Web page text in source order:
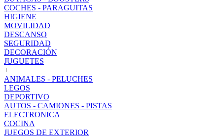
COCHES - PARAGUITAS
HIGIENE
MOVILIDAD
DESCANSO
SEGURIDAD
DECORACIÓN
JUGUETES
+
ANIMALES - PELUCHES
LEGOS
DEPORTIVO
AUTOS - CAMIONES - PISTAS
ELECTRONICA
COCINA
JUEGOS DE EXTERIOR